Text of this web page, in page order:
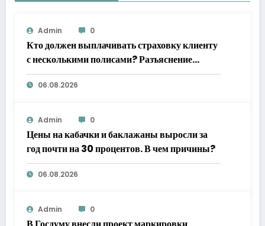
Admin 0
Кто должен выплачивать страховку клиенту
с несколькими полисами? Разъяснение
Верховного суда
06.08.2026
Admin 0
Цены на кабачки и баклажаны выросли за
год почти на 30 процентов. В чем причины?
06.08.2026
Admin 0